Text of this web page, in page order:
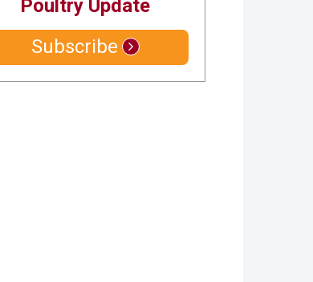
Poultry Update
Subscribe